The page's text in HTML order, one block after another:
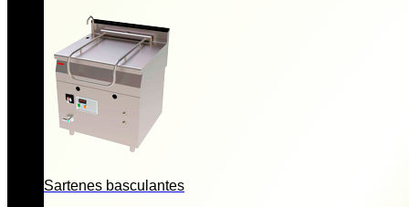
Sartenes basculantes